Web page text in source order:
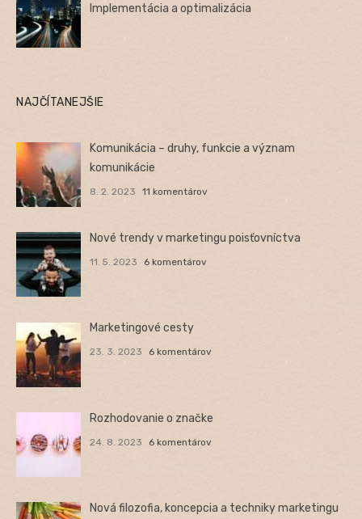
Implementácia a optimalizácia
NAJČÍTANEJŠIE
Komunikácia – druhy, funkcie a význam
komunikácie
8. 2. 2023 11 komentárov
Nové trendy v marketingu poisťovníctva
11. 5. 2023 6 komentárov
Marketingové cesty
23. 3. 2023 6 komentárov
Rozhodovanie o značke
24. 8. 2023 6 komentárov
Nová filozofia, koncepcia a techniky marketingu